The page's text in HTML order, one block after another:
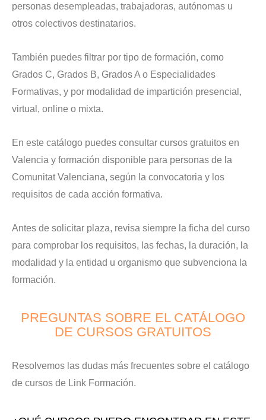
personas desempleadas, trabajadoras, autónomas u
otros colectivos destinatarios.
También puedes filtrar por tipo de formación, como
Grados C, Grados B, Grados A o Especialidades
Formativas, y por modalidad de impartición presencial,
virtual, online o mixta.
En este catálogo puedes consultar cursos gratuitos en
Valencia y formación disponible para personas de la
Comunitat Valenciana, según la convocatoria y los
requisitos de cada acción formativa.
Antes de solicitar plaza, revisa siempre la ficha del curso
para comprobar los requisitos, las fechas, la duración, la
modalidad y la entidad u organismo que subvenciona la
formación.
PREGUNTAS SOBRE EL CATÁLOGO
DE CURSOS GRATUITOS
Resolvemos las dudas más frecuentes sobre el catálogo
de cursos de Link Formación.